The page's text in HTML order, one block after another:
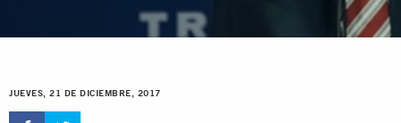
PERSONAS
JUEVES, 21 DE DICIEMBRE, 2017